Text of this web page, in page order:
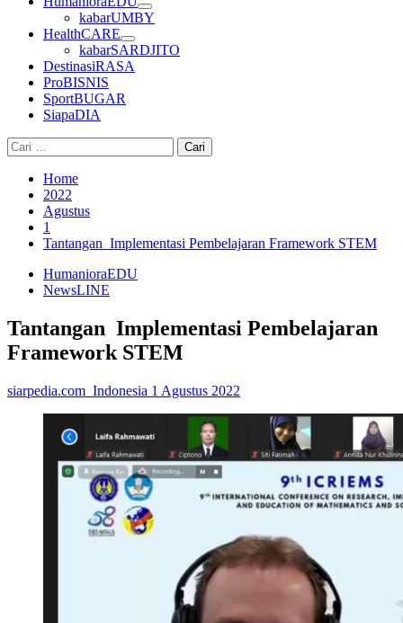
kabarUMBY
HealthCARE
kabarSARDJITO
DestinasiRASA
ProBISNIS
SportBUGAR
SiapaDIA
Cari
untuk:
Home
2022
Agustus
1
Tantangan Implementasi Pembelajaran Framework STEM
HumanioraEDU
NewsLINE
Tantangan Implementasi Pembelajaran
Framework STEM
siarpedia.com_Indonesia 1 Agustus 2022